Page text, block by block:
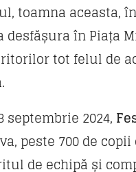
toamna aceasta,
desfășura în Piața
tot felul de
septembrie 2024,
peste 700 de
de echipă și